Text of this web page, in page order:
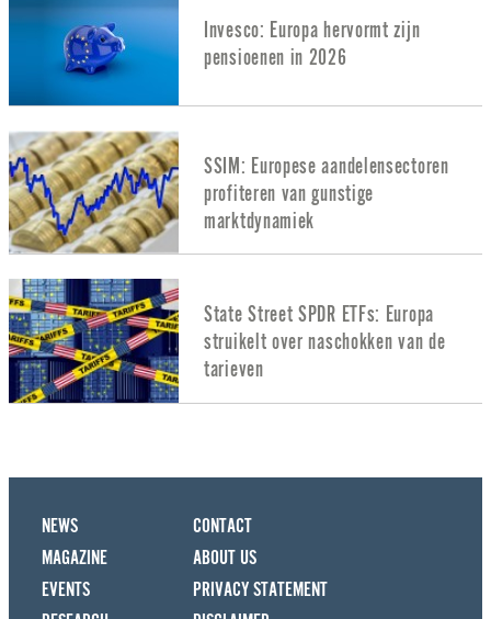
Invesco: Europa hervormt zijn
pensioenen in 2026
SSIM: Europese aandelensectoren
profiteren van gunstige
marktdynamiek
State Street SPDR ETFs: Europa
struikelt over naschokken van de
tarieven
NEWS
MAGAZINE
EVENTS
CONTACT
ABOUT US
PRIVACY STATEMENT